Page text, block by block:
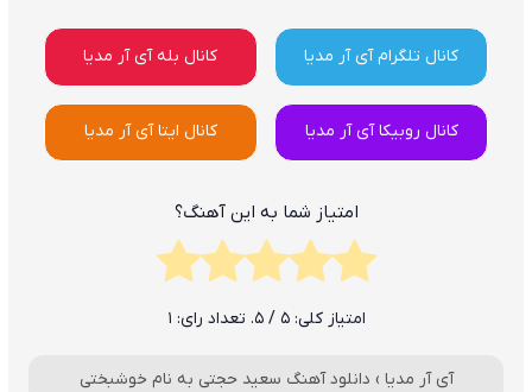
کانال تلگرام آی آر مدیا کانال بله آی آر مدیا
کانال روبیکا آی آر مدیا کانال ایتا آی آر مدیا
امتیاز شما به این آهنگ؟
امتیاز کلی:5 / 5. تعداد رای: 1
آی آر مدیا › دانلود آهنگ سعید حجتی به نام خوشبختی